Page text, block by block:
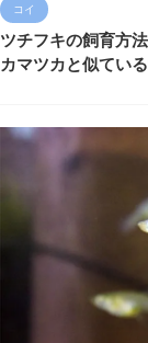
コイ
ツチフキの飼育方
カマツカと似てい